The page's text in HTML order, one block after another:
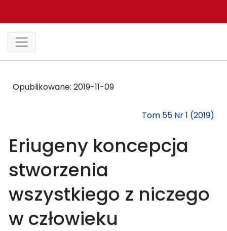
Opublikowane: 2019-11-09
Tom 55 Nr 1 (2019)
Eriugeny koncepcja
stworzenia
wszystkiego z niczego
w człowieku